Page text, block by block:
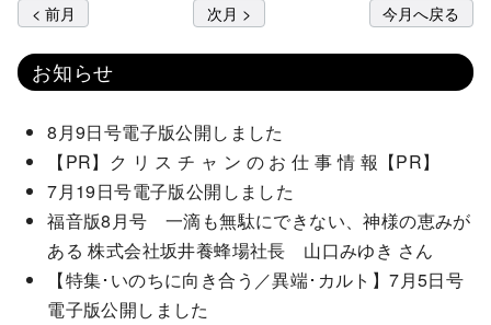
< 前月 次月 > 今月へ戻る
お知らせ
8月9日号電子版公開しました
【PR】ク リ ス チ ャ ン の お 仕 事 情 報【PR】
7月19日号電子版公開しました
福音版8月号 一滴も無駄にできない、神様の恵みが
ある 株式会社坂井養蜂場社長 山口みゆき さん
【特集･いのちに向き合う／異端･カルト】7月5日号
電子版公開しました